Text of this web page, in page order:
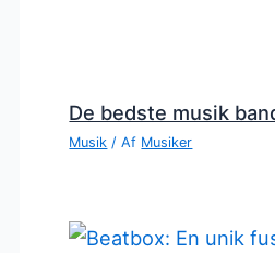
De bedste musik
Musik / Af Musiker